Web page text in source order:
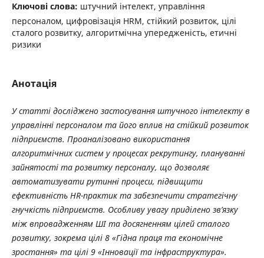
Ключові слова: штучний інтелект, управління
персоналом, цифровізація HRM, стійкий розвиток, цілі
сталого розвитку, алгоритмічна упередженість, етичні
ризики
Анотація
У статті досліджено застосування штучного інтелекту в
управлінні персоналом та його вплив на стійкий розвиток
підприємств. Проаналізовано використання
алгоритмічних систем у процесах рекрутингу, плануванні
зайнятості та розвитку персоналу, що дозволяє
автоматизувати рутинні процеси, підвищити
ефективність HR-практик та забезпечити стратегічну
гнучкість підприємств. Особливу увагу приділено зв’язку
між впровадженням ШІ та досягненням цілей сталого
розвитку, зокрема цілі 8 «Гідна праця та економічне
зростання» та цілі 9 «Інновації та інфраструктура».